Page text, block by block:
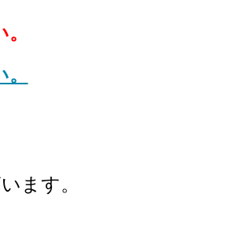
ます。